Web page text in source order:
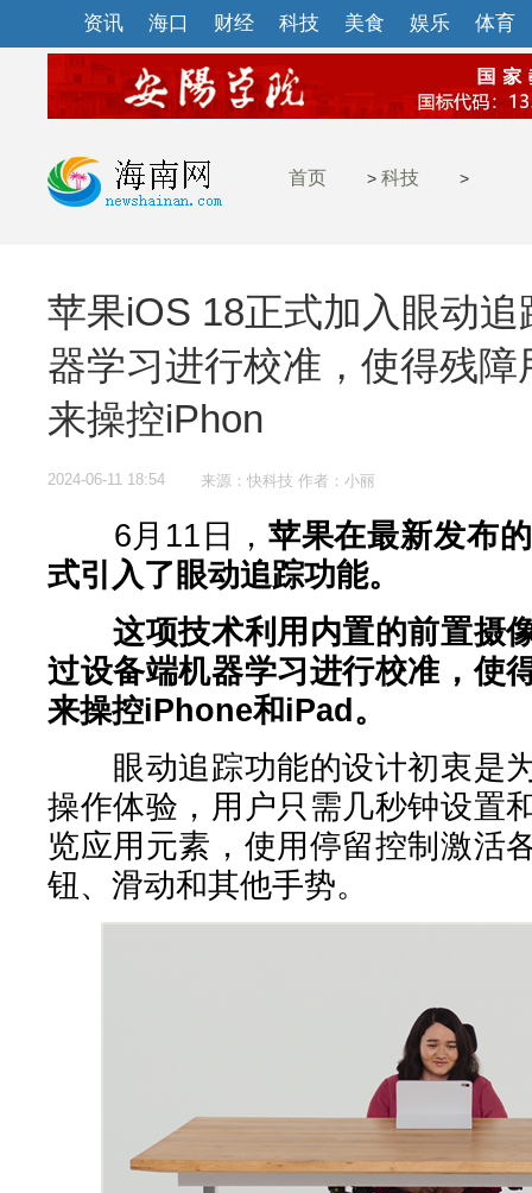
资讯 海口 财经 科技 美食 娱乐 体育
首页 > 科技 >
苹果iOS 18正式加入眼动
器学习进行校准，使得残
来操控iPhon
2024-06-11 18:54 来源：快科技 作者：小丽
6月11日， 苹果在最新发布
式引入了眼动追踪功能。
这项技术利用内置的前置摄
过设备端机器学习进行校准，使
来操控iPhone和iPad。
眼动追踪功能的设计初衷是
操作体验，用户只需几秒钟设置
览应用元素，使用停留控制激活
钮、滑动和其他手势。